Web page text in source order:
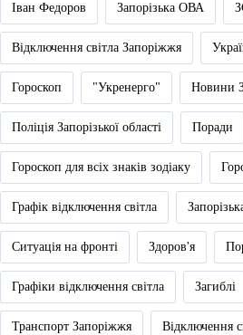
Іван Федоров Запорізька ОВА
Відключення світла Запоріжжя
Гороскоп "Укренерго" Новини
Поліція Запорізької області Поради
Гороскоп для всіх знаків зодіаку
Графік відключення світла
Ситуація на фронті Здоров'я
Графіки відключення світла Загиблі
Транспорт Запоріжжя Відключення